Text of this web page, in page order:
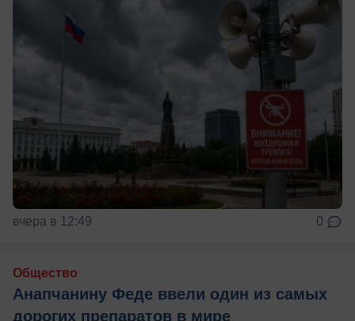
вчера в 12:49 0
Общество
Анапчанину Феде ввели один из самых
дорогих препаратов в мире